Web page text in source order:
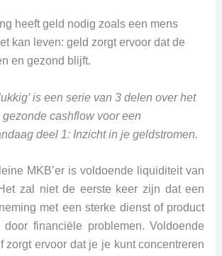
heeft geld nodig zoals een mens
kan leven: geld zorgt ervoor dat de
en gezond blijft.
is een serie van 3 delen over het
cashflow voor een
deel 1: Inzicht in je geldstromen.
MKB’er is voldoende liquiditeit van
zal niet de eerste keer zijn dat een
met een sterke dienst of product
financiële problemen. Voldoende
zorgt ervoor dat je je kunt concentreren